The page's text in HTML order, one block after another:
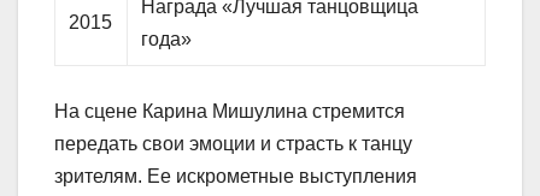
2015
Награда «Лучшая танцовщица
года»
На сцене Карина Мишулина стремится
передать свои эмоции и страсть к танцу
зрителям. Ее искрометные выступления